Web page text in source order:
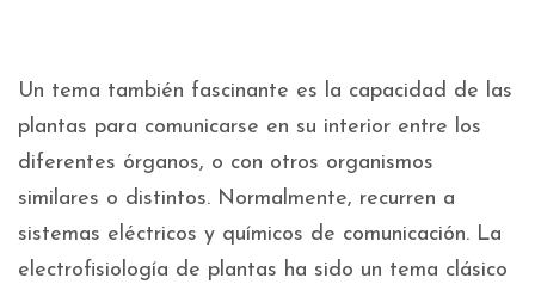
Un tema también fascinante es la capacidad de las
plantas para comunicarse en su interior entre los
diferentes órganos, o con otros organismos
similares o distintos. Normalmente, recurren a
sistemas eléctricos y químicos de comunicación. La
electrofisiología de plantas ha sido un tema clásico